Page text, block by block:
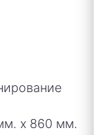
х 860 мм.